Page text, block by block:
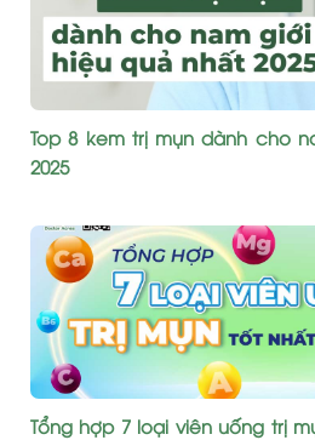
Top 8 kem trị mụn dành cho
2025
Tổng hợp 7 loại viên uống trị